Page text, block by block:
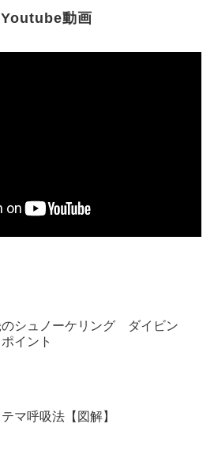
動画
のシュノーケリング ダイビン
イント
マ呼吸法【図解】